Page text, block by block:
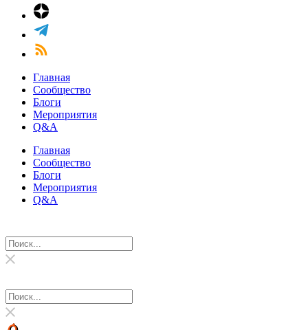
Главная
Сообщество
Блоги
Мероприятия
Q&A
Главная
Сообщество
Блоги
Мероприятия
Q&A